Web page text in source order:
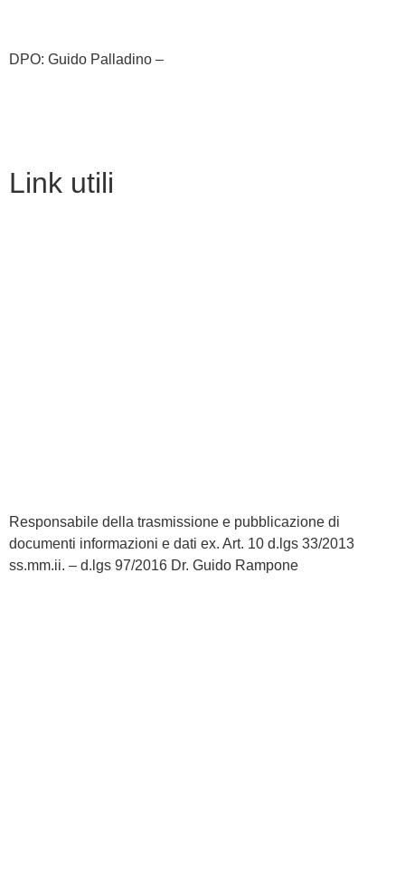
DPO: Guido Palladino –
link utili
Responsabile della trasmissione e pubblicazione di
documenti informazioni e dati ex. Art. 10 d.lgs 33/2013
ss.mm.ii. – d.lgs 97/2016 Dr. Guido Rampone